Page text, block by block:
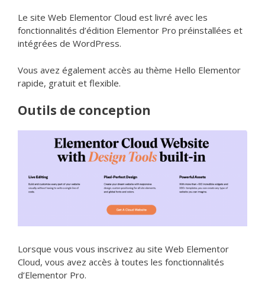
Le site Web Elementor Cloud est livré avec les
fonctionnalités d’édition Elementor Pro préinstallées et
intégrées de WordPress.
Vous avez également accès au thème Hello Elementor
rapide, gratuit et flexible.
Outils de conception
Lorsque vous vous inscrivez au site Web Elementor
Cloud, vous avez accès à toutes les fonctionnalités
d’Elementor Pro.